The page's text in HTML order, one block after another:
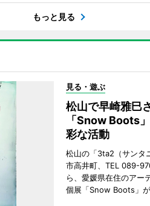
もっと見る
見る・遊ぶ
松山で早崎雅巳
「Snow Boots
彩な活動
松山の「3ta2（サンタ
市高井町、TEL 089-
ら、愛媛県在住のアー
個展「Snow Boots」が